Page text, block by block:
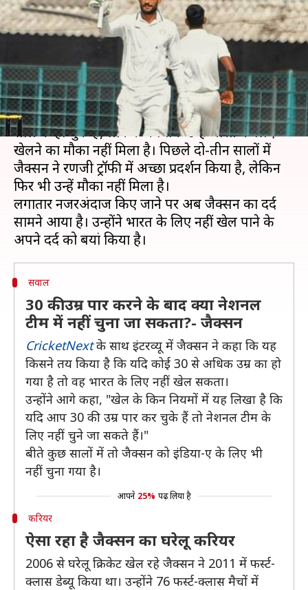
ये बड़ी बात
Jun 03, 2021 11:50 am
क्या है खबर?
सौराष्ट्र के लिए खेलने वाले बल्लेबाज शेल्डन जैक्सन 34
साल के हो चुके हैं, लेकिन अब तक उन्हें भारत के लिए
खेलने का मौका नहीं मिला है। पिछले दो-तीन सालों में
जैक्सन ने रणजी ट्रॉफी में अच्छा प्रदर्शन किया है, लेकिन
फिर भी उन्हें मौका नहीं मिला है।
लगातार नजरअंदाज किए जाने पर अब जैक्सन का दर्द
सामने आया है। उन्होंने भारत के लिए नहीं खेल पाने के
सवाल
30 की उम्र पार करने के बाद क्या नेशनल
टीम में नहीं चुना जा सकता?- जैक्सन
CricketNext के साथ इंटरव्यू में जैक्सन ने कहा कि यह
किसने तय किया है कि यदि कोई 30 से अधिक उम्र का हो
गया है तो वह भारत के लिए नहीं खेल सकता।
उन्होंने आगे कहा, "खेल के किन नियमों में यह लिखा है कि
यदि आप 30 की उम्र पार कर चुके हैं तो नेशनल टीम के
लिए नहीं चुने जा सकते हैं।"
बीते कुछ सालों में तो जैक्सन को इंडिया-ए के लिए भी
नहीं चुना गया है।
आपने 25% पढ़ लिया है
करियर
ऐसा रहा है जैक्सन का घरेलू करियर
2006 से घरेलू क्रिकेट खेल रहे जैक्सन ने 2011 में फर्स्ट-
क्लास डेब्यू किया था। उन्होंने 76 फर्स्ट-क्लास मैचों में